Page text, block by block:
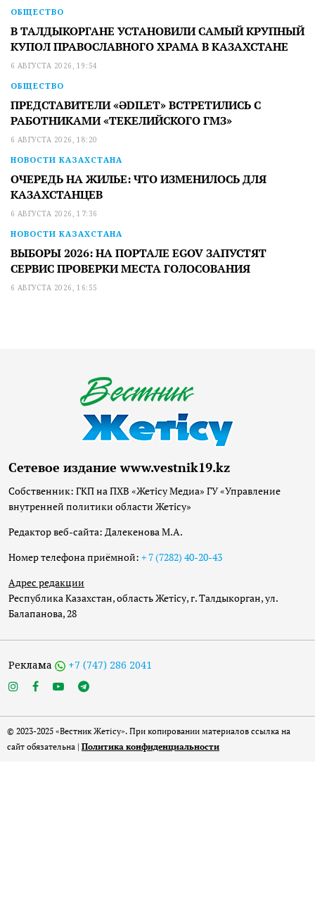
ОБЩЕСТВО
В ТАЛДЫКОРГАНЕ УСТАНОВИЛИ САМЫЙ КРУПНЫЙ
КУПОЛ ПРАВОСЛАВНОГО ХРАМА В КАЗАХСТАНЕ
6 АВГУСТА 2026, 19:54
ОБЩЕСТВО
ПРЕДСТАВИТЕЛИ «ӘDILET» ВСТРЕТИЛИСЬ С
РАБОТНИКАМИ «ТЕКЕЛИЙСКОГО ГМЗ»
6 АВГУСТА 2026, 18:20
НОВОСТИ КАЗАХСТАНА
ОЧЕРЕДЬ НА ЖИЛЬЕ: ЧТО ИЗМЕНИЛОСЬ ДЛЯ
КАЗАХСТАНЦЕВ
6 АВГУСТА 2026, 17:36
НОВОСТИ КАЗАХСТАНА
ВЫБОРЫ 2026: НА ПОРТАЛЕ EGOV ЗАПУСТЯТ
СЕРВИС ПРОВЕРКИ МЕСТА ГОЛОСОВАНИЯ
6 АВГУСТА 2026, 16:55
Сетевое издание www.vestnik19.kz
Собственник: ГКП на ПХВ «Жетісу Медиа» ГУ «Управление
внутренней политики области Жетісу»
Редактор веб-сайта: Далекенова М.А.
Номер телефона приёмной: + 7 (7282) 40-20-43
Адрес редакции
Республика Казахстан, область Жетісу, г. Талдыкорган, ул.
Балапанова, 28
Реклама +7 (747) 286 2041
© 2023-2025 «Вестник Жетісу». При копировании материалов ссылка на
сайт обязательна | Политика конфиденциальности